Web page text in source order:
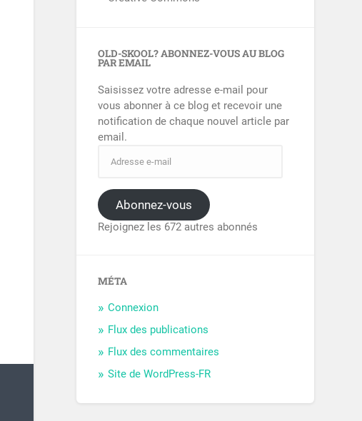
OLD-SKOOL? ABONNEZ-VOUS AU BLOG
PAR EMAIL
Saisissez votre adresse e-mail pour
vous abonner à ce blog et recevoir une
notification de chaque nouvel article par
email.
Abonnez-vous
Rejoignez les 672 autres abonnés
MÉTA
Connexion
Flux des publications
Flux des commentaires
Site de WordPress-FR